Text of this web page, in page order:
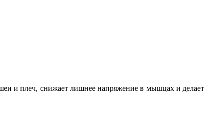
и плеч, снижает лишнее напряжение в мышцах и делает